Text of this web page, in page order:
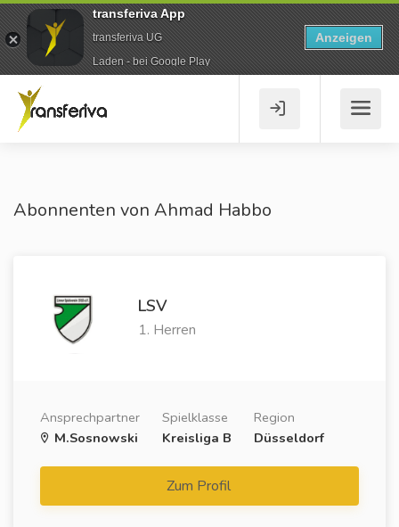
Abonnenten von Ahmad Habbo
LSV
1. Herren
Ansprechpartner
M.Sosnowski
Spielklasse
Kreisliga B
Region
Düsseldorf
Zum Profil
transferiva App
transferiva UG
Laden - bei Google Play
Anzeigen